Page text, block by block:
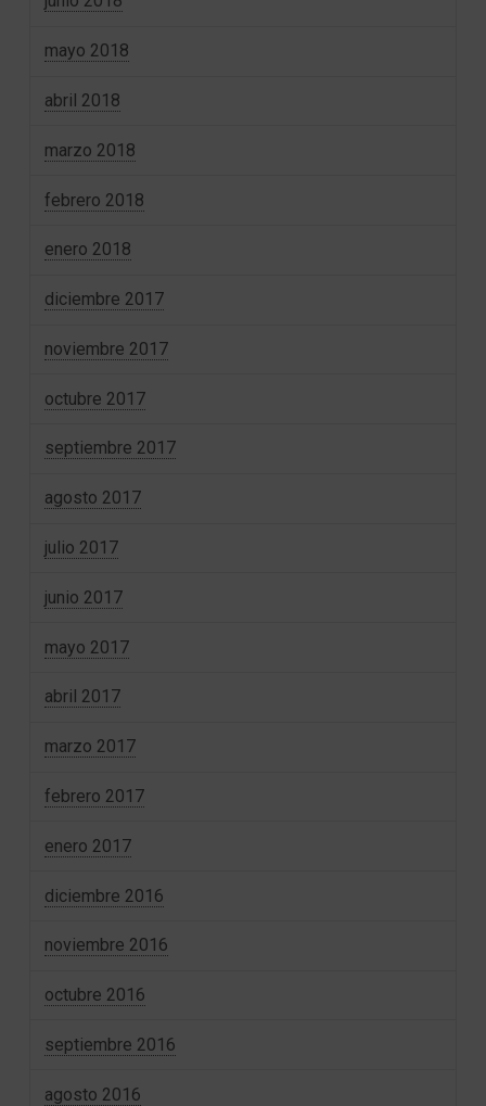
mayo 2018
abril 2018
marzo 2018
febrero 2018
enero 2018
diciembre 2017
noviembre 2017
octubre 2017
septiembre 2017
agosto 2017
julio 2017
junio 2017
mayo 2017
abril 2017
marzo 2017
febrero 2017
enero 2017
diciembre 2016
noviembre 2016
octubre 2016
septiembre 2016
agosto 2016